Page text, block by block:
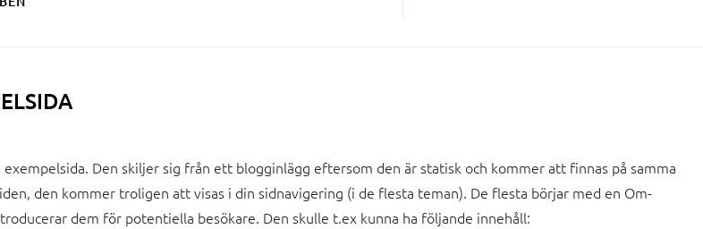
exempelsida. Den skiljer sig från ett blogginlägg eftersom den är statisk och kommer att finnas på samma
den kommer troligen att visas i din sidnavigering (i de flesta teman). De flesta börjar med en Om-
dem för potentiella besökare. Den skulle t.ex kunna ha följande innehåll: